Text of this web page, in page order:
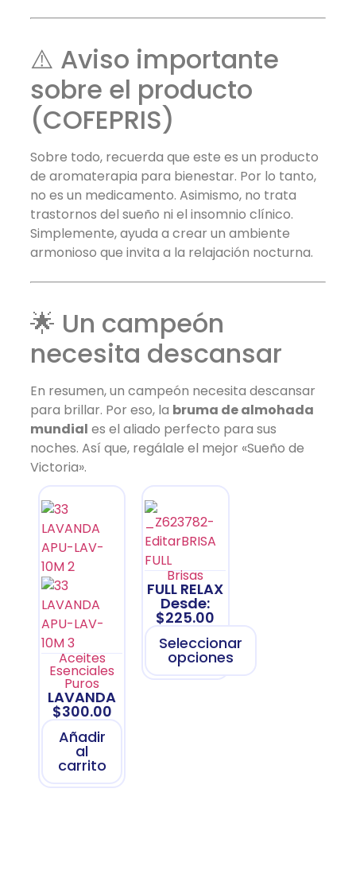
⚠️ Aviso importante
sobre el producto
(COFEPRIS)
Sobre todo, recuerda que este es un producto
de aromaterapia para bienestar. Por lo tanto,
no es un medicamento. Asimismo, no trata
trastornos del sueño ni el insomnio clínico.
Simplemente, ayuda a crear un ambiente
armonioso que invita a la relajación nocturna.
🌟 Un campeón
necesita descansar
En resumen, un campeón necesita descansar
para brillar. Por eso, la bruma de almohada
mundial es el aliado perfecto para sus
noches. Así que, regálale el mejor «Sueño de
Victoria».
Aceites
Esenciales
Puros
LAVANDA
$300.00
Añadir
al
carrito
Brisas
FULL RELAX
Desde:
$225.00
Seleccionar
opciones